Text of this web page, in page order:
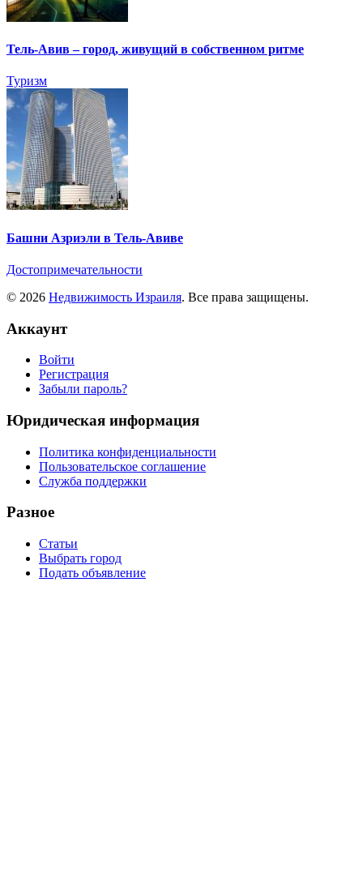
Тель-Авив – город, живущий в собственном ритме
Туризм
Башни Азриэли в Тель-Авиве
Достопримечательности
© 2026 Недвижимость Израиля. Все права защищены.
Аккаунт
Войти
Регистрация
Забыли пароль?
Юридическая информация
Политика конфиденциальности
Пользовательское соглашение
Служба поддержки
Разное
Статьи
Выбрать город
Подать объявление